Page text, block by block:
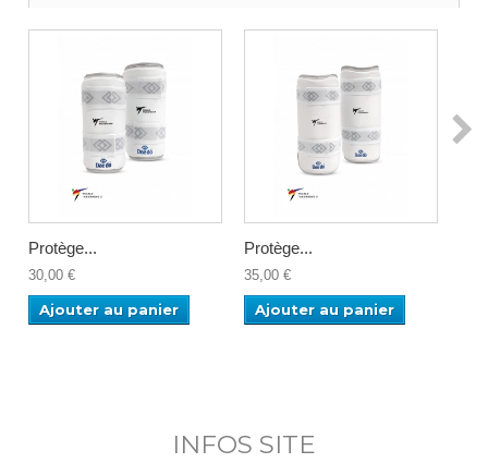
Protège...
30,00 €
Ajouter au panier
Protège...
35,00 €
Ajouter au panier
INFOS SITE